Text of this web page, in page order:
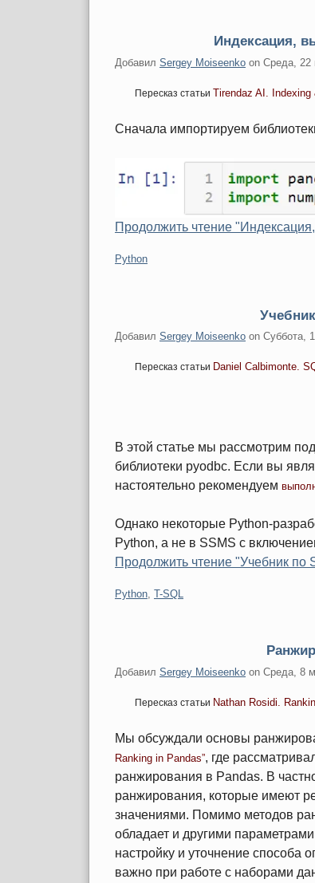
Индексация,
Добавил Sergey Moiseenko on Среда, 22
Пересказ статьи Tirendaz AI.
Сначала импортируем
Продолжить чтение
Категории:
Python
Добавил Sergey Moiseenko on Суббота,
Пересказ статьи Daniel Calbimonte.
В этой статье мы рассмотрим
библиотеки pyodbc. Если вы
настоятельно рекомендуем
Однако некоторые Python-
Python, а не в SSMS с
Продолжить чтение "Учебник по
Категории:
Python, T-SQL
Добавил Sergey Moiseenko on Среда, 8
Пересказ статьи Nathan Rosidi.
Мы обсуждали основы
Ranking in Pandas”, где
ранжирования в Pandas. В
ранжирования, которые имеют
значениями. Помимо методов
обладает и другими
настройку и уточнение способа
важно при работе с наборами